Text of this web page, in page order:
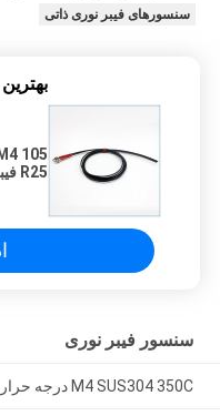
سنسورهای فیبر نوری ذاتی
R25 فیبر نوری انعکاسی
سنسور فیبر نوری
M4 SUS304 350C درجه حرارت بالا فیبر نوری سنسور از طریق پرتو